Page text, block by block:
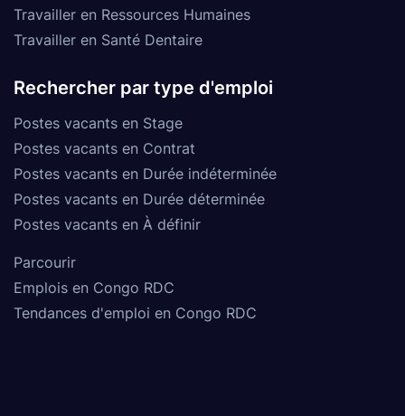
Travailler en Ressources Humaines
Travailler en Santé Dentaire
Rechercher par type d'emploi
Postes vacants en Stage
Postes vacants en Contrat
Postes vacants en Durée indéterminée
Postes vacants en Durée déterminée
Postes vacants en À définir
Parcourir
Emplois en Congo RDC
Tendances d'emploi en Congo RDC